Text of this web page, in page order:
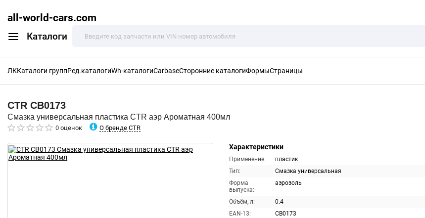
all-world-cars.com
Каталоги
ЛККаталоги группРед.каталогиWh-каталогиCarbaseСторонние каталогиФормыСтраницы
CTR CB0173
Смазка универсальная пластика CTR аэр Ароматная 400мл
0 оценок О бренде CTR
Характеристики
Применение:
пластик
Тип:
Смазка универсальная
Форма
выпуска:
аэрозоль
Объём, л:
0.4
EAN-13:
CB0173